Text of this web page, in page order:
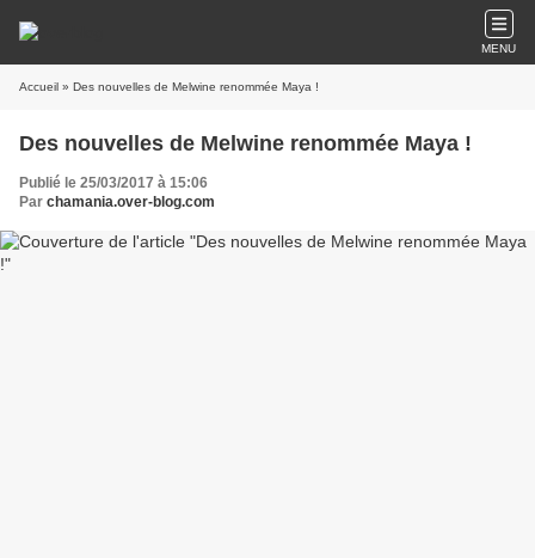
MENU
Accueil » Des nouvelles de Melwine renommée Maya !
Des nouvelles de Melwine renommée Maya !
Publié le 25/03/2017 à 15:06
Par chamania.over-blog.com